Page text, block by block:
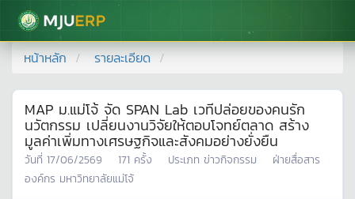
มหาวิทยาลัยแม่โจ้
หน้าหลัก รายละเอียด
MAP ม.แม่โจ้ จัด SPAN Lab เวทีปล่อยของคนรัก
นวัตกรรม เปลี่ยนงานวิจัยให้ตอบโจทย์ตลาด สร้าง
มูลค่าเพิ่มทางเศรษฐกิจและสังคมอย่างยั่งยืน
วันที่ 17/06/2569 171 ครั้ง ประเภท ข่าวกิจกรรม
ฝ่ายสื่อสาร
องค์กร มหาวิทยาลัยแม่โจ้